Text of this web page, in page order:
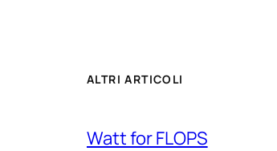
ALTRI ARTICOLI
Watt for FLOPS